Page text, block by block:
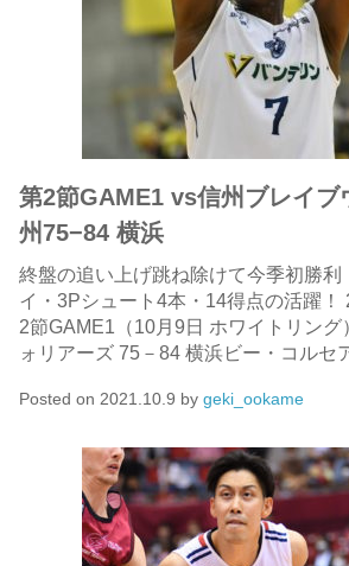
第2節GAME1 vs信州ブレイブ
州75−84 横浜
終盤の追い上げ跳ね除けて今季初勝利
イ・3Pシュート4本・14得点の活躍！
2節GAME1（10月9日 ホワイトリング
ォリアーズ 75－84 横浜ビー・コルセ
Posted on 2021.10.9 by geki_ookame